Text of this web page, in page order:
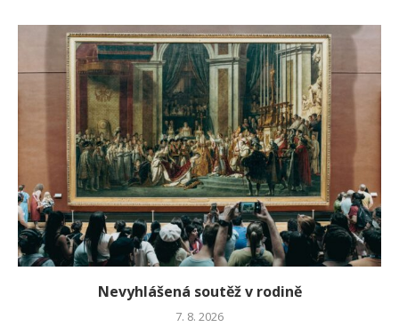
Nevyhlášená soutěž v rodině
7. 8. 2026